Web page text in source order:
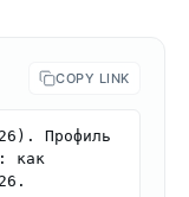
COPY LINK
Профиль
как